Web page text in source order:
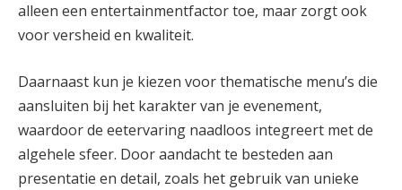
alleen een entertainmentfactor toe, maar zorgt ook
voor versheid en kwaliteit.
Daarnaast kun je kiezen voor thematische menu’s die
aansluiten bij het karakter van je evenement,
waardoor de eetervaring naadloos integreert met de
algehele sfeer. Door aandacht te besteden aan
presentatie en detail, zoals het gebruik van unieke